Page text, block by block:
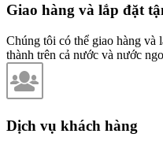
Giao hàng và lắp đặt
Chúng tôi có thể giao hàng và
thành trên cả nước và nước
Dịch vụ khách hàng